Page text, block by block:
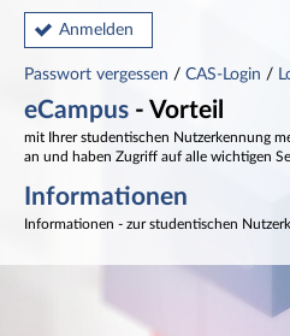
Anmelden
Passwort vergessen / CAS-Login /
eCampus - Vorteil
mit Ihrer studentischen Nutzerkennung
an und haben Zugriff auf alle wichtigen
Informationen
Informationen - zur studentischen